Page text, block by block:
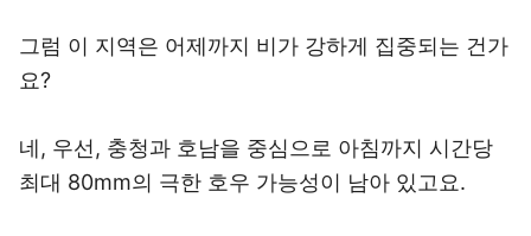
그럼 이 지역은 어제까지 비가 강하게 집중되는 건가
요?
네, 우선, 충청과 호남을 중심으로 아침까지 시간당
최대 80mm의 극한 호우 가능성이 남아 있고요.